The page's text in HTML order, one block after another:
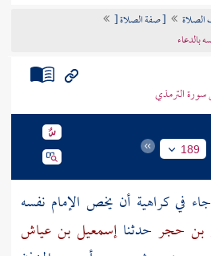
الصلاة
[ صفة الصلاة [
بالدعاء
الترمذي
189
في كراهية أن يخص الإمام نفسه
بن حجر حدثناإسمعيل بن عياش